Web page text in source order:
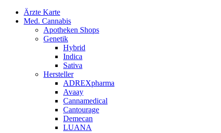
Ärzte Karte
Med. Cannabis
Apotheken Shops
Genetik
Hybrid
Indica
Sativa
Hersteller
ADREXpharma
Avaay
Cannamedical
Cantourage
Demecan
LUANA